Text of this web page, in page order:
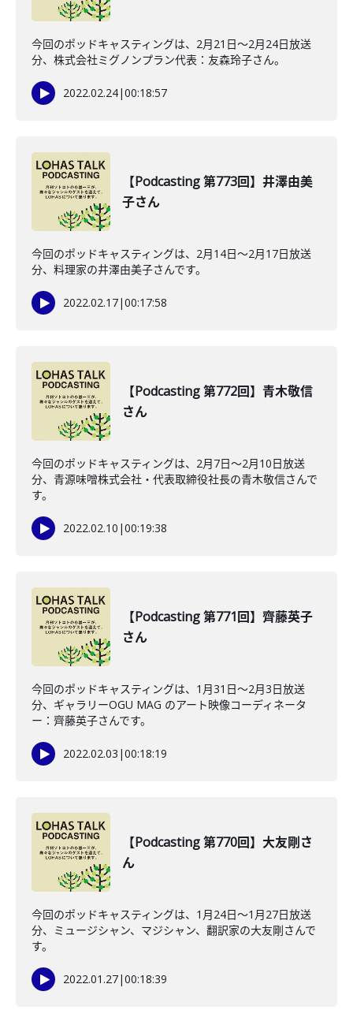
今回のポッドキャスティングは、2月21日〜2月24日放送
分、株式会社ミグノンプラン代表：友森玲子さん。
2022.02.24|00:18:57
【Podcasting 第773回】井澤由美
子さん
今回のポッドキャスティングは、2月14日〜2月17日放送
分、料理家の井澤由美子さんです。
2022.02.17|00:17:58
【Podcasting 第772回】青木敬信
さん
今回のポッドキャスティングは、2月7日〜2月10日放送
分、青源味噌株式会社・代表取締役社長の青木敬信さんで
す。
2022.02.10 |00:19:38
【Podcasting 第771回】齊藤英子
さん
今回のポッドキャスティングは、1月31日〜2月3日放送
分、ギャラリーOGU MAG のアート映像コーディネータ
ー：齊藤英子さんです。
2022.02.03 |00:18:19
【Podcasting 第770回】大友剛さ
ん
今回のポッドキャスティングは、1月24日〜1月27日放送
分、ミュージシャン、マジシャン、翻訳家の大友剛さんで
す。
2022.01.27|00:18:39